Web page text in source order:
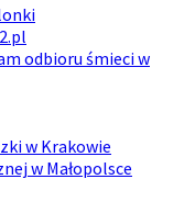
odbioru śmieci w
w Krakowie
w Małopolsce